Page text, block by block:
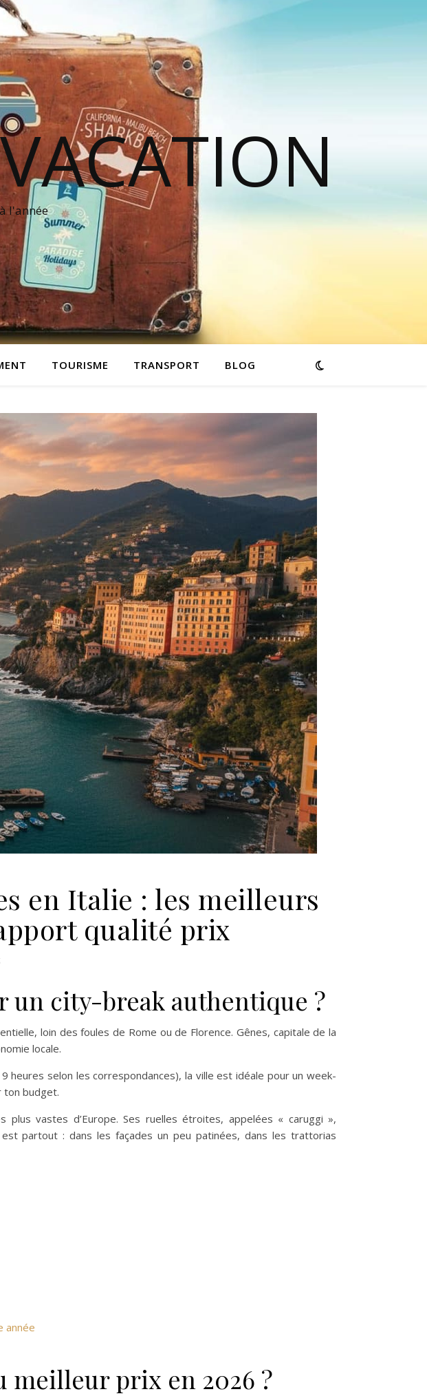
l'année
TOURISME TRANSPORT BLOG
en Italie : les meilleurs
qualité prix
un city-break authentique ?
loin des foules de Rome ou de Florence. Gênes, capitale de la
locale.
heures selon les correspondances), la ville est idéale pour un week-
ton budget.
plus vastes d’Europe. Ses ruelles étroites, appelées « caruggi »,
partout : dans les façades un peu patinées, dans les trattorias
année
meilleur prix en 2026 ?